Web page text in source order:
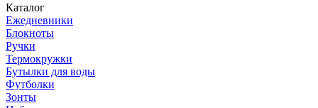
Каталог
Ежедневники
Блокноты
Ручки
Термокружки
Бутылки для воды
Футболки
Зонты